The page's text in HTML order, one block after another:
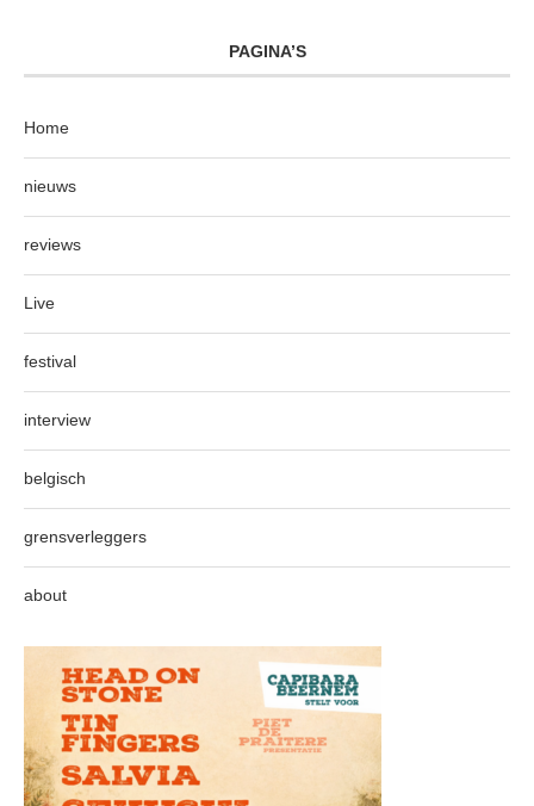
PAGINA’S
Home
nieuws
reviews
Live
festival
interview
belgisch
grensverleggers
about